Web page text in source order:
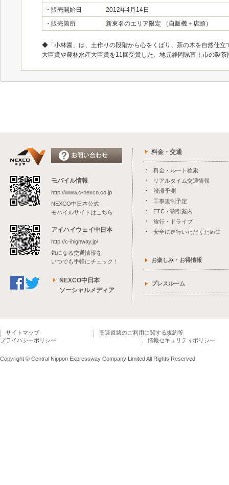
・販売開始日
2012年4月14日
・販売箇所
新東名のエリア限定 （自販機＋店頭）
◆「小林園」は、土作りの段階から心をくばり、茶の木を自然仕
大臣賞や農林水産大臣賞を11回受賞した、地元静岡県富士市の製茶
モバイル情報
http://www.c-nexco.co.jp
NEXCO中日本公式
モバイルサイトはこちら
アイハイウェイ中日本
http://c-ihighway.jp/
気になる交通情報を
いつでも手軽にチェック！
NEXCO中日本
ソーシャルメディア
料金・交通
料金・ルート検索
リアルタイム交通情報
渋滞予測
工事規制予定
ETC・割引案内
旅行・ドライブ
安全に走行いただくために
お楽しみ・お得情報
プレスルーム
サイトマップ
高速道路のご利用に関する規約等
プライバシーポリシー
情報セキュリティポリシー
Copyright © Central Nippon Expressway Company Limited All Rights Reserved.